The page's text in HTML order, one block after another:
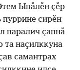
Ывӑлӗн ҫӗр
пуррине сирӗн
паралич ҫапнӑ
та наҫилккуна
самантрах